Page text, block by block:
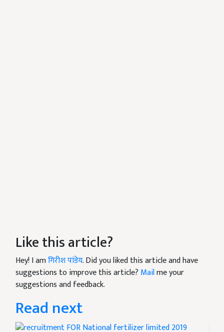
Like this article?
Hey! I amगिरीश पांडेय. Did you liked this article and have
suggestions to improve this article? Mailme your
suggestions and feedback.
Read next